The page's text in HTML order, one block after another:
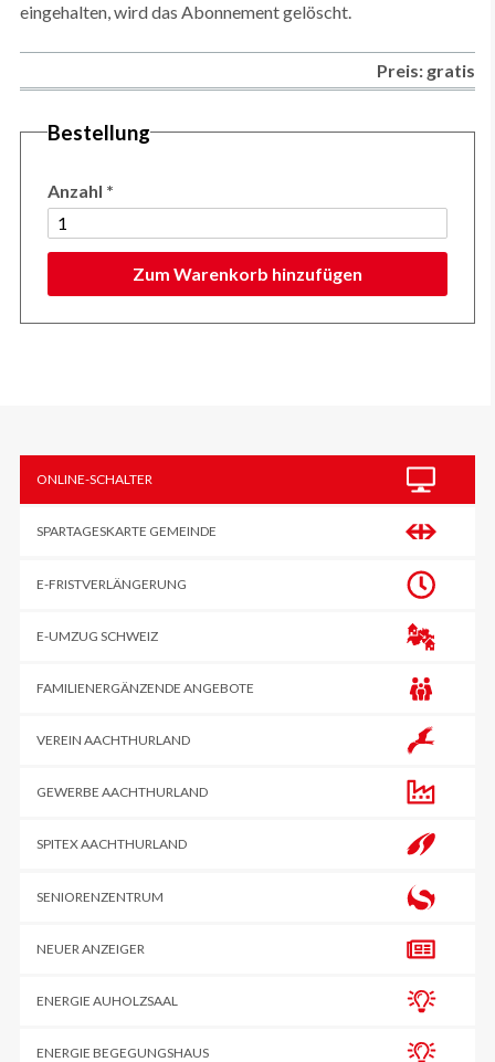
eingehalten, wird das Abonnement gelöscht.
Preis: gratis
Bestellung
Anzahl *
Zum Warenkorb hinzufügen
ONLINE-SCHALTER
SPARTAGESKARTE GEMEINDE
E-FRIST­VERLÄNGERUNG
E-UMZUG SCHWEIZ
FAMILIENERGÄNZENDE ANGEBOTE
VEREIN AACHTHURLAND
GEWERBE AACHTHURLAND
SPITEX AACHTHURLAND
SENIORENZENTRUM
NEUER ANZEIGER
ENERGIE AUHOLZSAAL
ENERGIE BEGEGUNGSHAUS